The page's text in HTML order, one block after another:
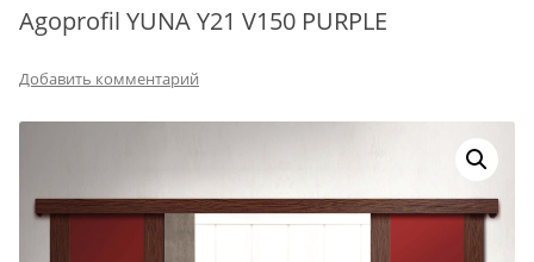
Agoprofil YUNA Y21 V150 PURPLE
Добавить комментарий